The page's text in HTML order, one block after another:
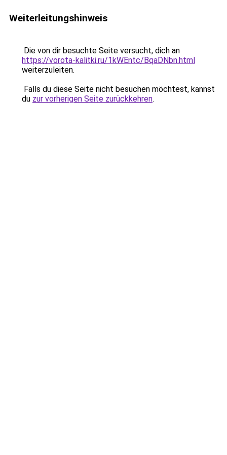
Weiterleitungshinweis
Die von dir besuchte Seite versucht, dich an
https://vorota-kalitki.ru/1kWEntc/BqaDNbn.html
weiterzuleiten.
Falls du diese Seite nicht besuchen möchtest, kannst
du zur vorherigen Seite zurückkehren.